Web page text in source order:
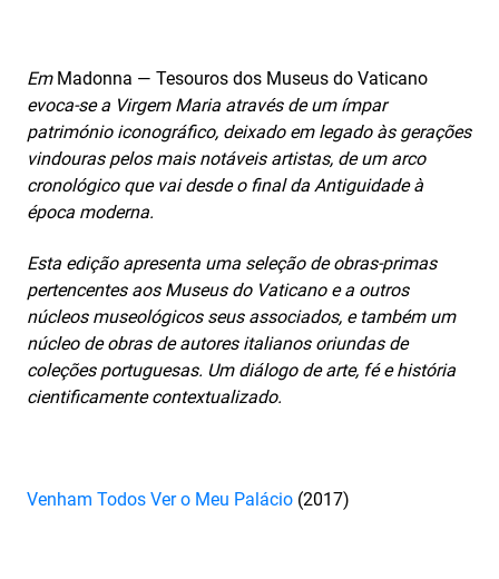
Em Madonna — Tesouros dos Museus do Vaticano
evoca-se a Virgem Maria através de um ímpar
património iconográfico, deixado em legado às gerações
vindouras pelos mais notáveis artistas, de um arco
cronológico que vai desde o final da Antiguidade à
época moderna.
Esta edição apresenta uma seleção de obras-primas
pertencentes aos Museus do Vaticano e a outros
núcleos museológicos seus associados, e também um
núcleo de obras de autores italianos oriundas de
coleções portuguesas. Um diálogo de arte, fé e história
cientificamente contextualizado.
Venham Todos Ver o Meu Palácio (2017)